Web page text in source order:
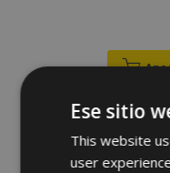
Ese sitio
This website
user